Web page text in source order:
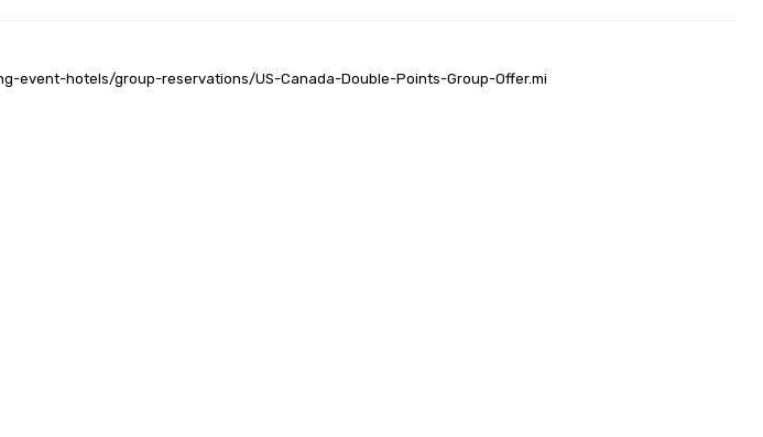
event-hotels/group-reservations/US-Canada-Double-Points-Group-Offer.mi